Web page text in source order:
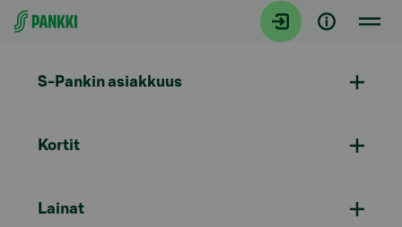
Siirry suoraan sisältöön
S-Pankin asiakkuus
Kortit
Lainat